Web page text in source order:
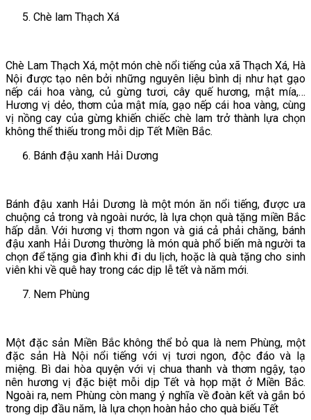
Chè lam Thạch Xá
Chè Lam Thạch Xá, một món chè nổi tiếng của xã Thạch Xá, Hà
Nội được tạo nên bởi những nguyên liệu bình dị như hạt gạo
nếp cái hoa vàng, củ gừng tươi, cây quế hương, mật mía,…
Hương vị dẻo, thơm của mật mía, gạo nếp cái hoa vàng, cùng
vị nồng cay của gừng khiến chiếc chè lam trở thành lựa chọn
không thể thiếu trong mỗi dịp Tết Miền Bắc.
Bánh đậu xanh Hải Dương
Bánh đậu xanh Hải Dương là một món ăn nổi tiếng, được ưa
chuộng cả trong và ngoài nước, là lựa chọn quà tặng miền Bắc
hấp dẫn. Với hương vị thơm ngon và giá cả phải chăng, bánh
đậu xanh Hải Dương thường là món quà phổ biến mà người ta
chọn để tặng gia đình khi đi du lịch, hoặc là quà tặng cho sinh
viên khi về quê hay trong các dịp lễ tết và năm mới.
Nem Phùng
Một đặc sản Miền Bắc không thể bỏ qua là nem Phùng, một
đặc sản Hà Nội nổi tiếng với vị tươi ngon, độc đáo và lạ
miệng. Bì dai hòa quyện với vị chua thanh và thơm ngậy, tạo
nên hương vị đặc biệt mỗi dịp Tết và họp mặt ở Miền Bắc.
Ngoài ra, nem Phùng còn mang ý nghĩa về đoàn kết và gắn bó
trong dịp đầu năm, là lựa chọn hoàn hảo cho quà biếu Tết